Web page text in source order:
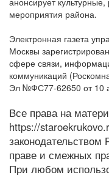
мероприятия района.
Электронная газета
Москвы
сфере связи,
коммуникаций
Эл №ФС77-62650 от 10
Все права на
https://
праве и смежных
При любом